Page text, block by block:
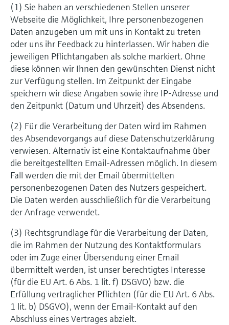
(1) Sie haben an verschiedenen Stellen unserer
Webseite die Möglichkeit, Ihre personenbezogenen
Daten anzugeben um mit uns in Kontakt zu treten
oder uns ihr Feedback zu hinterlassen. Wir haben die
jeweiligen Pflichtangaben als solche markiert. Ohne
diese können wir Ihnen den gewünschten Dienst nicht
zur Verfügung stellen. Im Zeitpunkt der Eingabe
speichern wir diese Angaben sowie ihre IP-Adresse und
den Zeitpunkt (Datum und Uhrzeit) des Absendens.
(2) Für die Verarbeitung der Daten wird im Rahmen
des Absendevorgangs auf diese Datenschutzerklärung
verwiesen. Alternativ ist eine Kontaktaufnahme über
die bereitgestellten Email-Adressen möglich. In diesem
Fall werden die mit der Email übermittelten
personenbezogenen Daten des Nutzers gespeichert.
Die Daten werden ausschließlich für die Verarbeitung
der Anfrage verwendet.
(3) Rechtsgrundlage für die Verarbeitung der Daten,
die im Rahmen der Nutzung des Kontaktformulars
oder im Zuge einer Übersendung einer Email
übermittelt werden, ist unser berechtigtes Interesse
(für die EU Art. 6 Abs. 1 lit. f) DSGVO) bzw. die
Erfüllung vertraglicher Pflichten (für die EU Art. 6 Abs.
1 lit. b) DSGVO), wenn der Email-Kontakt auf den
Abschluss eines Vertrages abzielt.